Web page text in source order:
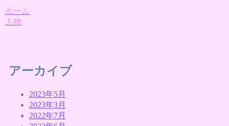
ホーム
人物
アーカイブ
2023年5月
2023年3月
2022年7月